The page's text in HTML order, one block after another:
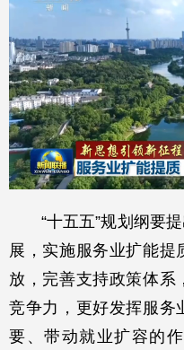
“十五五”规划纲要
展，实施服务业扩能提
放，完善支持政策体系
竞争力，更好发挥服务
要、带动就业扩容的